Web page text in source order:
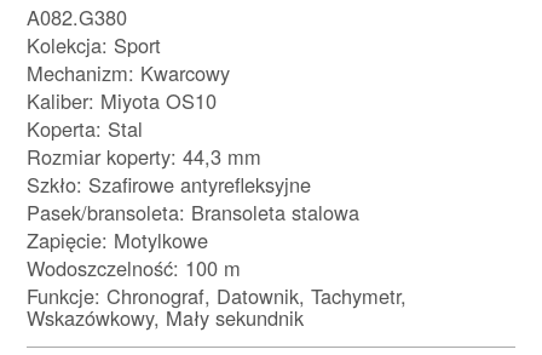
A082.G380
Kolekcja: Sport
Mechanizm: Kwarcowy
Kaliber: Miyota OS10
Koperta: Stal
Rozmiar koperty: 44,3 mm
Szkło: Szafirowe antyrefleksyjne
Pasek/bransoleta: Bransoleta stalowa
Zapięcie: Motylkowe
Wodoszczelność: 100 m
Funkcje: Chronograf, Datownik, Tachymetr,
Wskazówkowy, Mały sekundnik